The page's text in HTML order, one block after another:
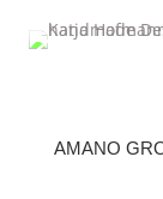
AMANO